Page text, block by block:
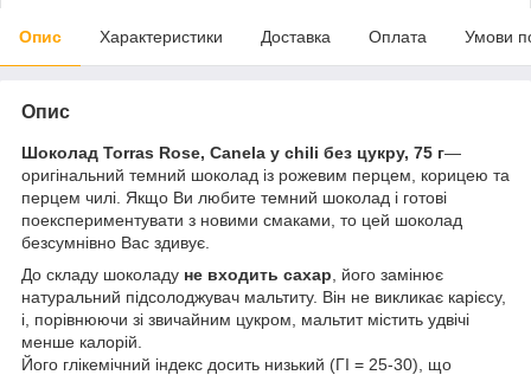
Опис Характеристики Доставка Оплата Умови
Опис
Шоколад Torras Rose, Canela y chili без цукру, 75 г—
оригінальний темний шоколад із рожевим перцем, корицею та
перцем чилі. Якщо Ви любите темний шоколад і готові
поекспериментувати з новими смаками, то цей шоколад
безсумнівно Вас здивує.
До складу шоколаду не входить сахар , його замінює
натуральний підсолоджувач мальтиту. Він не викликає карієсу,
і, порівнюючи зі звичайним цукром, мальтит містить удвічі
менше калорій.
Його глікемічний індекс досить низький (ГІ = 25-30), що